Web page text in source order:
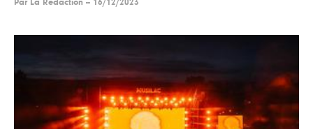
Par La Rédaction -- 16/12/2023